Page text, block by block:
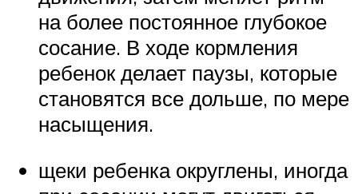
на более постоянное глубокое
сосание. В ходе кормления
ребенок делает паузы, которые
становятся все дольше, по мере
насыщения.
щеки ребенка округлены, иногда